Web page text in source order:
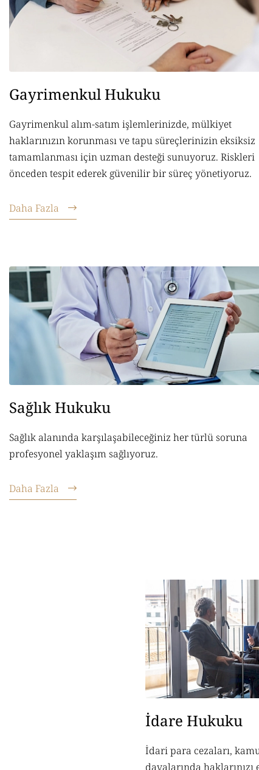
Gayrimenkul Hukuku
Gayrimenkul alım-satım işlemlerinizde, mülkiyet
haklarınızın korunması ve tapu süreçlerinizin eksiksiz
tamamlanması için uzman desteği sunuyoruz. Riskleri
önceden tespit ederek güvenilir bir süreç yönetiyoruz.
Daha Fazla
Sağlık Hukuku
Sağlık alanında karşılaşabileceğiniz her türlü soruna
profesyonel yaklaşım sağlıyoruz.
Daha Fazla
İdare Hukuku
İdari para cezaları,
davalarında